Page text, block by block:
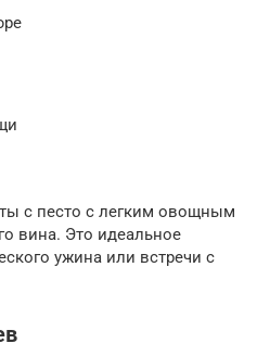
с песто с легким овощным
вина. Это идеальное
ужина или встречи с